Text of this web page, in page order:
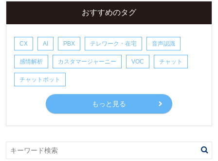
おすすめのタグ
CX AI PBX テレワーク・在宅 音声認識
感情解析 カスタマージャーニー VOC チャット
チャットボット
もっと見る